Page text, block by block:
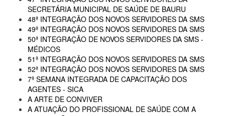
SECRETÁRIA MUNICIPAL DE SAÚDE DE BAURU
48ª INTEGRAÇÃO DOS NOVOS SERVIDORES DA SMS
49ª INTEGRAÇÃO DOS NOVOS SERVIDORES DA SMS
50ª INTEGRAÇÃO DE NOVOS SERVIDORES DA SMS -
MÉDICOS
51ª INTEGRAÇÃO DOS NOVOS SERVIDORES DA SMS
52ª INTEGRAÇÃO DOS NOVOS SERVIDORES DA SMS
7ª SEMANA INTEGRADA DE CAPACITAÇÃO DOS
AGENTES - SICA
A ARTE DE CONVIVER
A ATUAÇÃO DO PROFISSIONAL DE SAÚDE COM A